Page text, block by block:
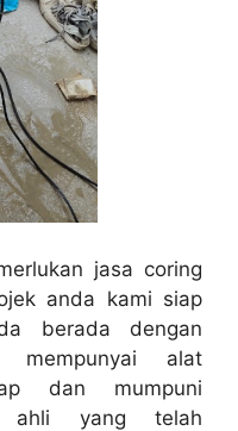
jasa coring
anda kami siap
berada dengan
mempunyai alat
dan mumpuni
ahli yang telah